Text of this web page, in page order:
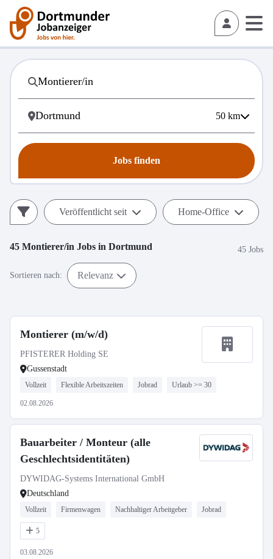
50 km
Jobs finden
Veröffentlicht seit Home-Office
45 Montierer/in Jobs in Dortmund 45 Jobs
Sortieren nach: Relevanz
Montierer (m/w/d)
PFISTERER Holding SE
Gussenstadt
Vollzeit Flexible Arbeitszeiten Jobrad Urlaub >= 30
02.08.2026
Bauarbeiter / Monteur (alle
Geschlechtsidentitäten)
DYWIDAG-Systems International GmbH
Deutschland
Vollzeit Firmenwagen Nachhaltiger Arbeitgeber Jobrad
5
03.08.2026